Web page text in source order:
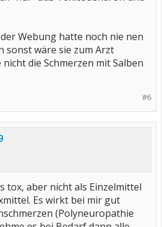
Webung hatte noch nie nen
sonst wäre sie zum Arzt
die Schmerzen mit Salben
#6
tox, aber nicht als Einzelmittel
Es wirkt bei mir gut
(Polyneuropathie